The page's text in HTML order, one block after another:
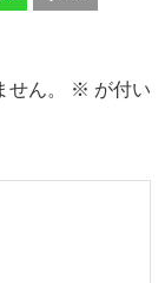
ん。 ※ が付い